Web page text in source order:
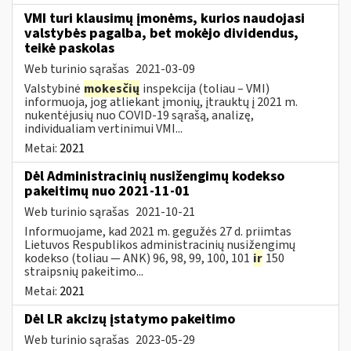
VMI turi klausimų įmonėms, kurios naudojasi
valstybės pagalba, bet mokėjo dividendus,
teikė paskolas
Web turinio sąrašas 2021-03-09
Valstybinė mokesčių inspekcija (toliau – VMI)
informuoja, jog atliekant įmonių, įtrauktų į 2021 m.
nukentėjusių nuo COVID-19 sąrašą, analizę,
individualiam vertinimui VMI...
Metai: 2021
Dėl Administracinių nusižengimų kodekso
pakeitimų nuo 2021-11-01
Web turinio sąrašas 2021-10-21
Informuojame, kad 2021 m. gegužės 27 d. priimtas
Lietuvos Respublikos administracinių nusižengimų
kodekso (toliau — ANK) 96, 98, 99, 100, 101 ir 150
straipsnių pakeitimo...
Metai: 2021
Dėl LR akcizų įstatymo pakeitimo
Web turinio sąrašas 2023-05-29